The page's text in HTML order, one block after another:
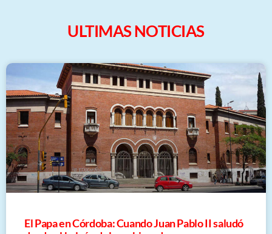
ULTIMAS NOTICIAS
El Papa en Córdoba: Cuando Juan Pablo II saludó